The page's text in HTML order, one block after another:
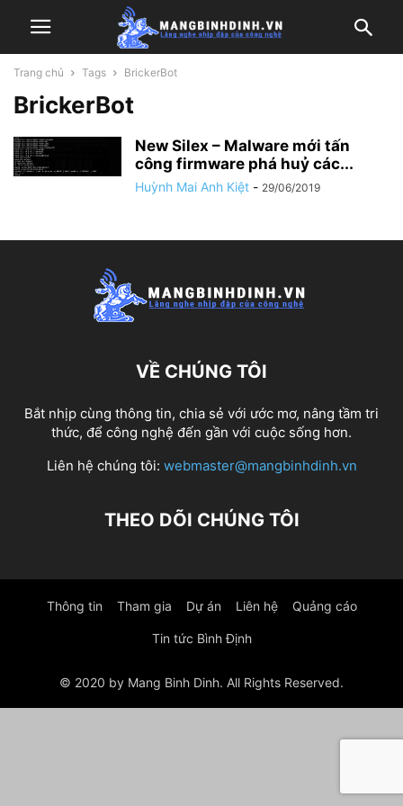
Trang chủ Tags BrickerBot
BrickerBot
New Silex – Malware mới tấn
công firmware phá huỷ các...
Huỳnh Mai Anh Kiệt - 29/06/2019
VỀ CHÚNG TÔI
Bắt nhịp cùng thông tin, chia sẻ với ước mơ, nâng tầm tri
thức, để công nghệ đến gần với cuộc sống hơn.
Liên hệ chúng tôi: webmaster@mangbinhdinh.vn
THEO DÕI CHÚNG TÔI
Thông tin Tham gia Dự án Liên hệ Quảng cáo
Tin tức Bình Định
© 2020 by Mang Binh Dinh. All Rights Reserved.